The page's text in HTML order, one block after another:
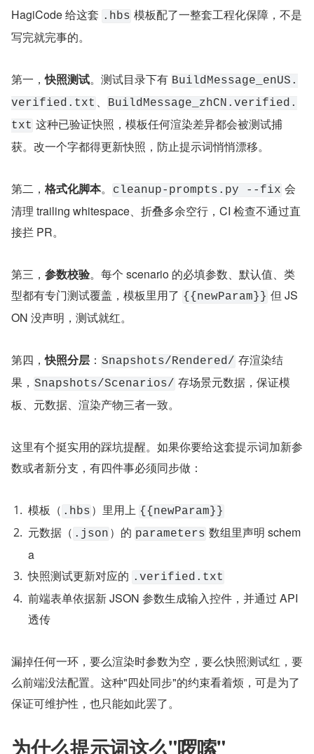
HagiCode 给这套 .hbs 模板配了一整套工程化保障，不是
写完就完事的。
第一，快照测试。测试目录下有 BuildMessage_enUS.
verified.txt 、
BuildMessage_zhCN.verified.
txt 这种已验证快照，模板任何渲染差异都会被测试捕
获。改一个字都得更新快照，防止提示词悄悄漂移。
第二， 格式化脚本。 cleanup-prompts.py --fix 会
清理 trailing whitespace、折叠多余空行，CI 检查不通过直
接拦 PR。
第三， 参数校验。每个 scenario 的必填参数、默认值、类
型都有专门测试覆盖，模板里用了 {{newParam}} 但 JS
ON 没声明，测试就红。
第四，快照分层 ： Snapshots/Rendered/ 存渲染结
果， Snapshots/Scenarios/ 存场景元数据，保证模
板、元数据、渲染产物三者一致。
这里有个挺实用的踩坑提醒。如果你要给这套提示词加新参
数或者新分支，有四件事必须同步做：
模板（ .hbs ）里用上 {{newParam}}
元数据（ .json ）的 parameters 数组里声明 schem
a
快照测试更新对应的 .verified.txt
前端表单依据新 JSON 参数生成输入控件，并通过 API
透传
漏掉任何一环，要么渲染时参数为空，要么快照测试红，要
么前端没法配置。这种"四处同步"的约束看着烦，可是为了
保证可维护性，也只能如此罢了。
为什么提示词这么"啰嗦"